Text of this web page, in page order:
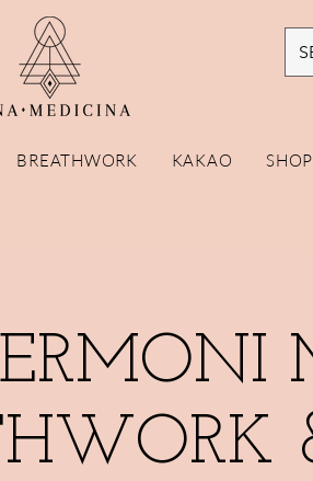
BREATHWORK KAKAO SHOP